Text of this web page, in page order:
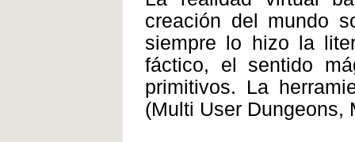
creación del mundo
siempre lo hizo la
fáctico, el sentido
primitivos. La
(Multi User Dungeons,